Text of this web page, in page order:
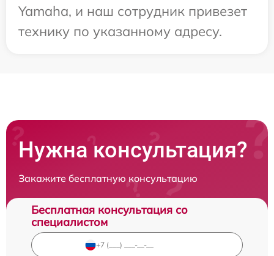
Yamaha, и наш сотрудник привезет
технику по указанному адресу.
Нужна консультация?
Закажите бесплатную консультацию
Бесплатная консультация со
специалистом